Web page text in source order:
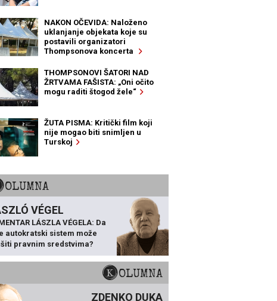
NAKON OČEVIDA: Naloženo
uklanjanje objekata koje su
postavili organizatori
Thompsonova koncerta
THOMPSONOVI ŠATORI NAD
ŽRTVAMA FAŠISTA: „Oni očito
mogu raditi štogod žele“
ŽUTA PISMA: Kritički film koji
nije mogao biti snimljen u
Turskoj
KOLUMNA
VÉGEL
LÁSZLA VÉGELA: Da
autokratski sistem može
pravnim sredstvima?
KOLUMNA
ZDENKO DUKA